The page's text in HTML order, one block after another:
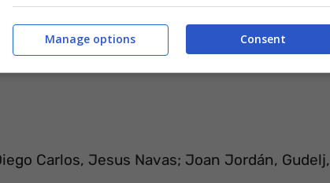
Carlos, Jesus Navas; Joan Jordán, Gudelj,
Consent
Manage options